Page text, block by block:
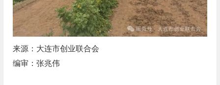
来源： 大连市创业联合会
编审：张兆伟